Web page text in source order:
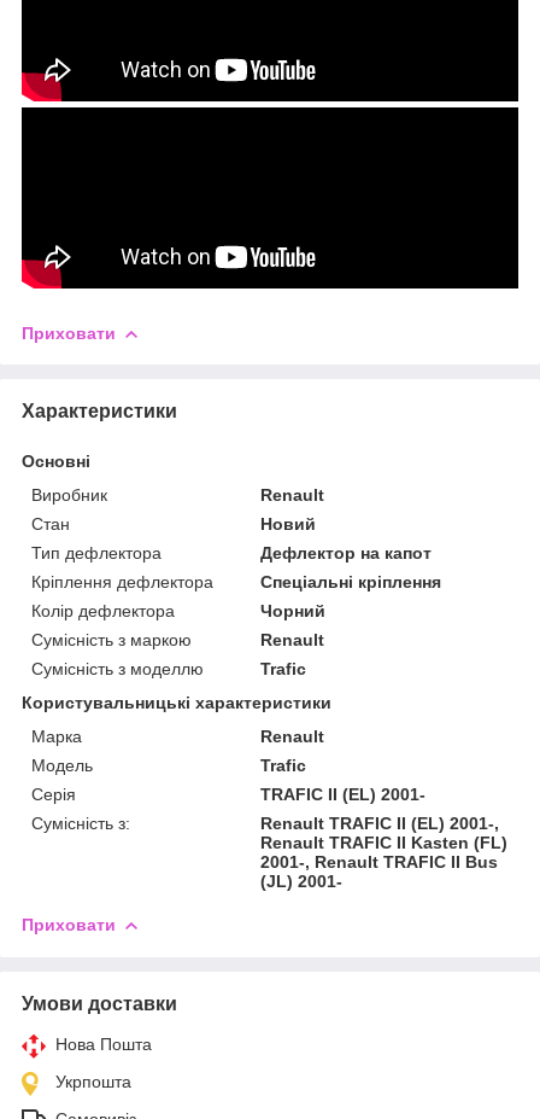
Приховати
Характеристики
Основні
Виробник
Renault
Стан
Новий
Тип дефлектора
Дефлектор на капот
Кріплення дефлектора
Спеціальні кріплення
Колір дефлектора
Чорний
Сумісність з маркою
Renault
Сумісність з моделлю
Trafic
Користувальницькі характеристики
Марка
Renault
Модель
Trafic
Серія
TRAFIC II (EL) 2001-
Сумісність з:
Renault TRAFIC II (EL) 2001-,
Renault TRAFIC II Kasten (FL)
2001-, Renault TRAFIC II Bus
(JL) 2001-
Приховати
Умови доставки
Нова Пошта
Укрпошта